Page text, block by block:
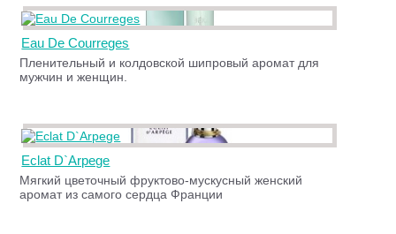
Eau De Courreges
Пленительный и колдовской шипровый аромат для
мужчин и женщин.
Eclat D`Arpege
Мягкий цветочный фруктово-мускусный женский
аромат из самого сердца Франции